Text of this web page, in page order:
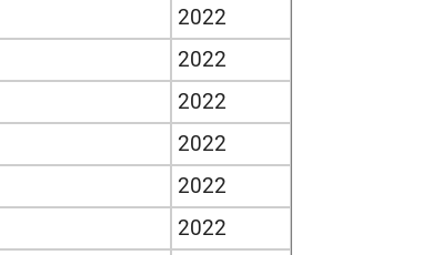
2022
2022
2022
2022
2022
2022